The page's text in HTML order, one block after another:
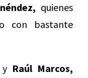
quienes
con bastante
y Raúl Marcos,